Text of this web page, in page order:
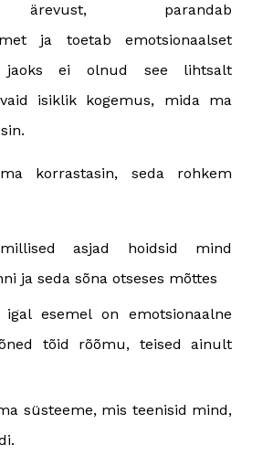
ärevust, parandab
ja toetab emotsionaalset
jaoks ei olnud see lihtsalt
isiklik kogemus, mida ma
korrastasin, seda rohkem
asjad hoidsid mind
ja seda sõna otseses mõttes
esemel on emotsionaalne
tõid rõõmu, teised ainult
süsteeme, mis teenisid mind,